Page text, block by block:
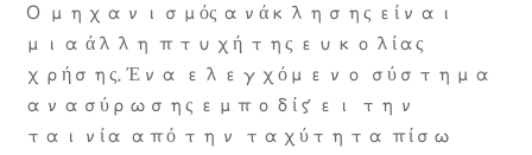
Ο μηχανισμός ανάκλησης είναι
μια άλλη πτυχή της ευκολίας
χρήσης. Ένα ελεγχόμενο σύστημα
ανασύρωσης εμποδίζει την
ταινία από την ταχύτητα πίσω